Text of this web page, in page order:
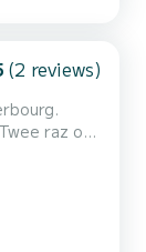
(2 reviews)